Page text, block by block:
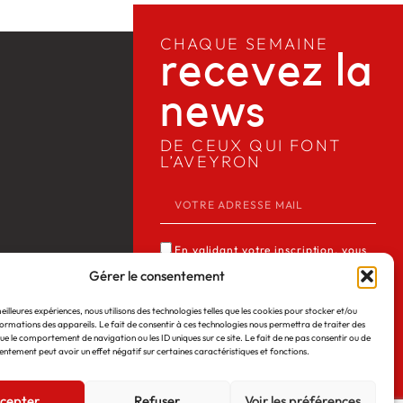
Gérer le consentement
expériences, nous utilisons des technologies telles que les cookies pour stocker et/ou
des appareils. Le fait de consentir à ces technologies nous permettra de traiter des
le comportement de navigation ou les ID uniques sur ce site. Le fait de ne pas consentir ou de
peut avoir un effet négatif sur certaines caractéristiques et fonctions.
©2026Mentions légales
CHAQUE SEMAINE
recevez la
news​
DE CEUX QUI FONT
L’AVEYRON
En validant votre inscription, vous
acceptez que Media12 mémorise et
utilise votre adresse email dans le but
de vous envoyer notre lettre
d’informations. Consulter notre
politique de confidentialité des